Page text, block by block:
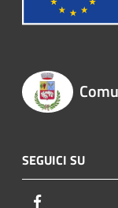
SEGUICI SU